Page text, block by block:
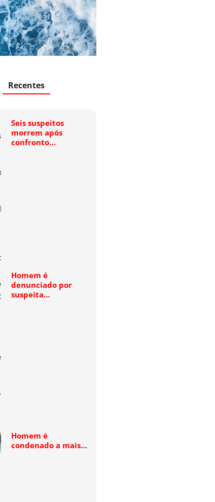
Recentes
Seis suspeitos
morrem após
confronto…
Homem é
denunciado por
suspeita…
Homem é
condenado a mais…